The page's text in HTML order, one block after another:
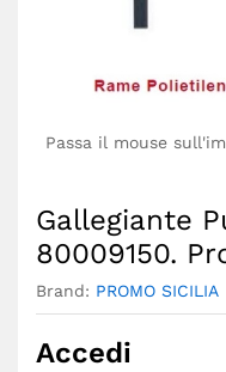
Passa il mouse
Gallegiante
80009150.
Brand: PROMO SICILIA
Accedi